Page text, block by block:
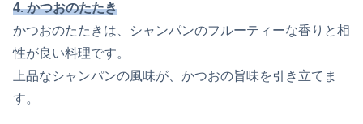
4. かつおのたたき
かつおのたたきは、シャンパンのフルーティーな香りと相
性が良い料理です。
上品なシャンパンの風味が、かつおの旨味を引き立てま
す。